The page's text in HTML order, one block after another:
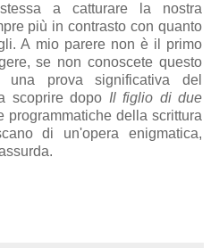
a catturare la nostra
più in contrasto con quanto
A mio parere non è il primo
se non conoscete questo
prova significativa del
scoprire dopo Il figlio di due
programmatiche della scrittura
di un'opera enigmatica,